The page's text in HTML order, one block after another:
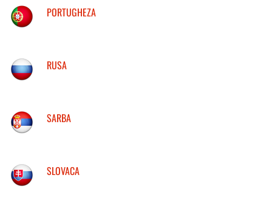
PORTUGHEZA
RUSA
SARBA
SLOVACA